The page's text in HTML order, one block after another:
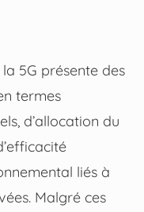
5G présente des
termes
d’allocation du
liés à
Malgré ces